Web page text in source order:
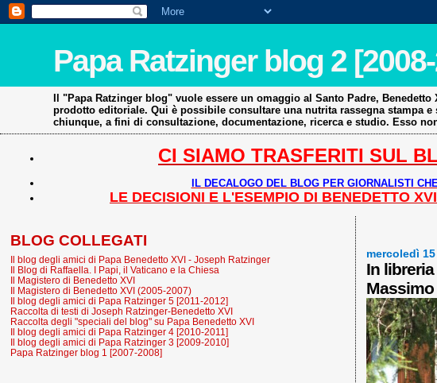
Papa Ratzinger blog 2
Il "Papa Ratzinger blog" vuole essere un omaggio al Santo Padre,
prodotto editoriale. Qui è possibile consultare una nutrita rassegna stampa
chiunque, a fini di consultazione, documentazione, ricerca e studio. Esso
CI SIAMO TRASFERITI SUL
IL DECALOGO DEL BLOG PER GIORNALISTI
LE DECISIONI E L'ESEMPIO DI BENEDETTO
mercoledì
In
BLOG COLLEGATI
Il blog degli amici di Papa Benedetto XVI - Joseph Ratzinger
Il Blog di Raffaella. I Papi, il Vaticano e la Chiesa
Il Magistero di Benedetto XVI
Il Magistero di Benedetto XVI (2005-2007)
Il blog degli amici di Papa Ratzinger 5 [2011-2012]
Raccolta di testi di Joseph Ratzinger-Benedetto XVI
Raccolta degli "speciali del blog" su Papa Benedetto XVI
Il blog degli amici di Papa Ratzinger 4 [2010-2011]
Il blog degli amici di Papa Ratzinger 3 [2009-2010]
Papa Ratzinger blog 1 [2007-2008]